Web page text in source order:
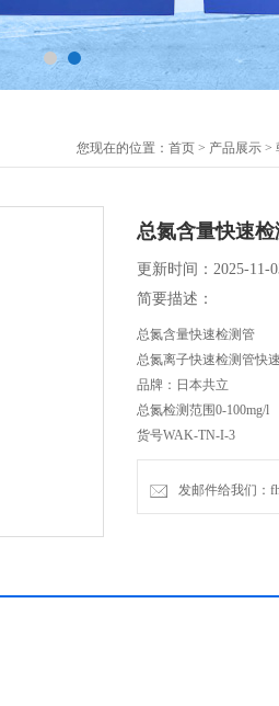
您现在的位置： 首页 > 产品展示 >
总氮含量快速检
更新时间：2025-11-
简要描述：
总氮含量快速检测管
总氮离子快速检测管快
品牌：日本共立
总氮检测范围0-100mg/l
货号WAK-TN-I-3
发邮件给我们：